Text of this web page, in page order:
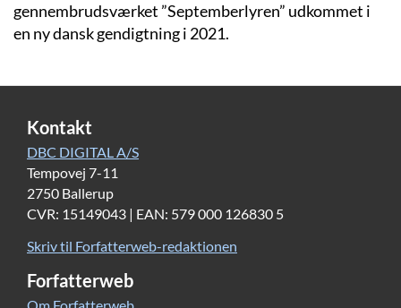
gennembrudsværket ”Septemberlyren” udkommet i
en ny dansk gendigtning i 2021.
Kontakt
DBC DIGITAL A/S
Tempovej 7-11
2750 Ballerup
CVR: 15149043 | EAN: 579 000 126830 5
Skriv til Forfatterweb-redaktionen
Forfatterweb